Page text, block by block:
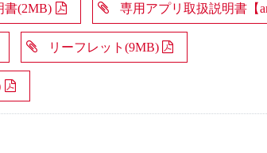
書(2MB) 専用アプリ取扱説明書【
リーフレット(9MB)